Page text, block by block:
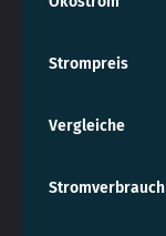
Strompreis
Vergleiche
Stromverbrauch